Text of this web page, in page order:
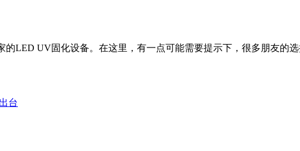
LED UV固化设备。在这里，有一点可能需要提示下，很多朋友的
台